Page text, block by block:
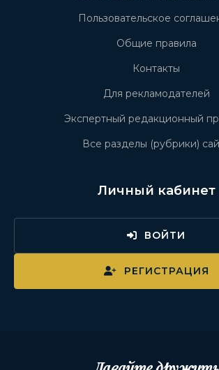
Пользовательское
Общие правила
Контакты
Для рекламодателей
Экспертный редакционный
Все разделы (рубрики)
Личный кабинет
ВОЙТИ
РЕГИСТРАЦИЯ